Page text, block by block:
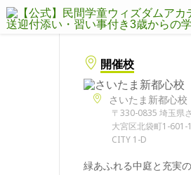
開催校
さいたま新都心校
〒330-0835 埼玉県
大宮区北袋町1-601-
CITY 1-D
緑あふれる中庭と充実